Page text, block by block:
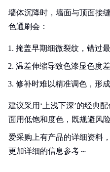
墙体沉降时，墙面与顶面接
色通刷会：
掩盖早期细微裂纹，错过
温差伸缩导致色漆显色度
修补时难以精准调色，形
建议采用‘上浅下深’的经典
面用低饱和度色，既规避风
爱采购上有产品的详细资料
更加详细的信息参考～